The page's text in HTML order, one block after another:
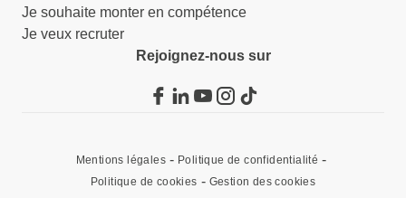
Je souhaite monter en compétence
Je veux recruter
Rejoignez-nous sur
Mentions légales
Politique de confidentialité
Politique de cookies
Gestion des cookies